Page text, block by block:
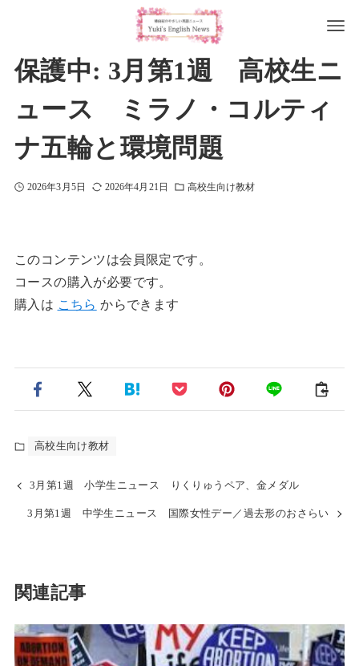
保護中: 3月第1週 高校生ニ
ュース ミラノ・コルティ
ナ五輪と環境問題
2026年3月5日 2026年4月21日 高校生向け教材
このコンテンツは会員限定です。
コースの購入が必要です。
購入は こちら からできます
高校生向け教材
3月第1週 小学生ニュース りくりゅうペア、金メダル
3月第1週 中学生ニュース 国際女性デー／過去形のおさらい
関連記事